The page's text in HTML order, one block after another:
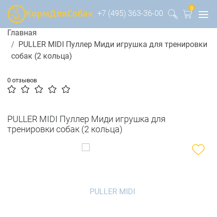
+7 (495) 363-36-00
0
Главная
PULLER MIDI Пуллер Миди игрушка для тренировки
собак (2 кольца)
0 отзывов
PULLER MIDI Пуллер Миди игрушка для
тренировки собак (2 кольца)